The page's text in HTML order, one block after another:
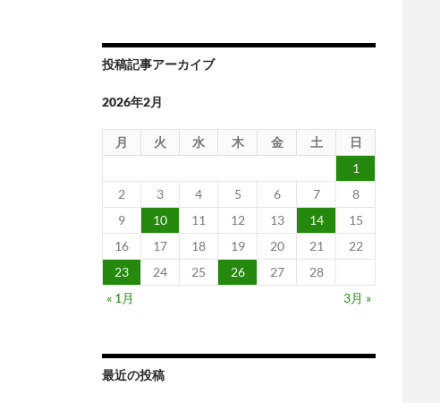
投稿記事アーカイブ
2026年2月
月 火 水 木 金 土
日
1
2
3 4 5 6 7
8
9
10 11 12 13 14
15
16
17 18 19 20 21
22
23
24 25 26 27
28
« 1月
3月 »
最近の投稿